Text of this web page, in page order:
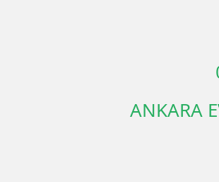
ANKARA